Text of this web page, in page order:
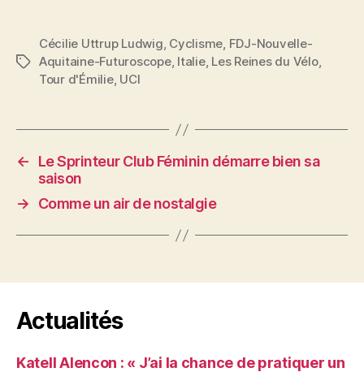
Étiquettes
Cécilie Uttrup Ludwig, Cyclisme, FDJ-Nouvelle-
Aquitaine-Futuroscope, Italie, Les Reines du Vélo,
Tour d'Émilie, UCI
←
Le Sprinteur Club Féminin démarre bien sa
saison
→
Comme un air de nostalgie
Actualités
Katell Alencon : « J’ai la chance de pratiquer un